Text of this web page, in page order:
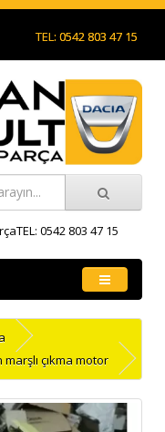
TEL: 0542 803 47 15
0542 803 47 15
çıkma motor